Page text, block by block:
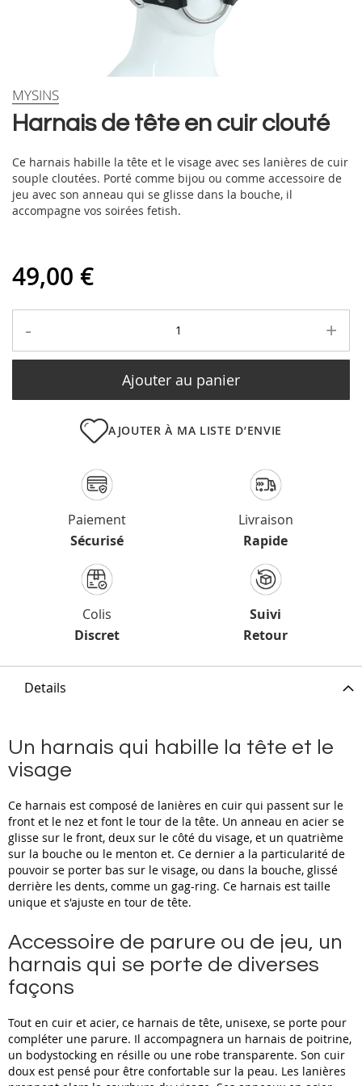
Skip
the
the
images
gallery
Harnais de tête en cuir clouté
MYSINS
Ce harnais habille la tête et le visage avec ses lanières de cuir
souple cloutées. Porté comme bijou ou comme accessoire de
jeu avec son anneau qui se glisse dans la bouche, il
accompagne vos soirées fetish.
49,00 €
- +
Ajouter au panier
AJOUTER À MA LISTE D’ENVIE
Paiement
Sécurisé
Livraison
Rapide
Colis
Discret
Suivi
Retour
Details
Un harnais qui habille la tête et le
visage
Ce harnais est composé de lanières en cuir qui passent sur le
front et le nez et font le tour de la tête. Un anneau en acier se
glisse sur le front, deux sur le côté du visage, et un quatrième
sur la bouche ou le menton et. Ce dernier a la particularité de
pouvoir se porter bas sur le visage, ou dans la bouche, glissé
derrière les dents, comme un gag-ring. Ce harnais est taille
unique et s'ajuste en tour de tête.
Accessoire de parure ou de jeu, un
harnais qui se porte de diverses
façons
Tout en cuir et acier, ce harnais de tête, unisexe, se porte pour
compléter une parure. Il accompagnera un harnais de poitrine,
un bodystocking en résille ou une robe transparente. Son cuir
doux est pensé pour être confortable sur la peau. Les lanières